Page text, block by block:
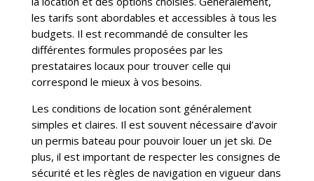
les tarifs sont abordables et accessibles à tous les
budgets. Il est recommandé de consulter les
différentes formules proposées par les
prestataires locaux pour trouver celle qui
correspond le mieux à vos besoins.
Les conditions de location sont généralement
simples et claires. Il est souvent nécessaire d’avoir
un permis bateau pour pouvoir louer un jet ski. De
plus, il est important de respecter les consignes de
sécurité et les règles de navigation en vigueur dans